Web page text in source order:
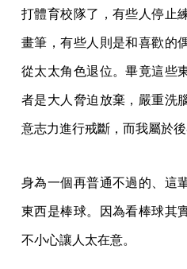
打體育校隊了，有些人停止
畫筆，有些人則是和喜歡的
從太太角色退位。畢竟這些
者是大人脅迫放棄，嚴重洗
意志力進行戒斷，而我屬於後
身為一個再普通不過的、這
東西是棒球。因為看棒球其
不小心讓人太在意。